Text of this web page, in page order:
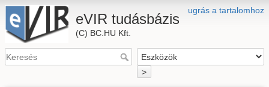
ugrás a tartalomhoz
eVIR tudásbázis
(C) BC.HU Kft.
>